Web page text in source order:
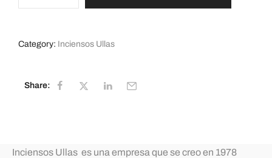
Category: Inciensos Ullas
Share:
Inciensos Ullas es una empresa que se creo en 1978